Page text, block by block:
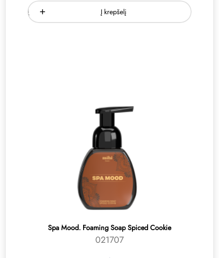
Į krepšelį
Spa Mood. Foaming Soap Spiced Cookie
021707